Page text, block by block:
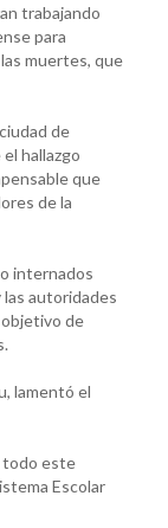
trabajando
para
muertes, que
de
hallazgo
que
de la
internados
autoridades
de
lamentó el
todo este
Escolar